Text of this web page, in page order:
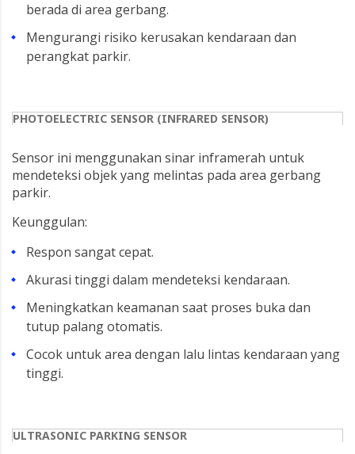
berada di area gerbang.
Mengurangi risiko kerusakan kendaraan dan
perangkat parkir.
PHOTOELECTRIC SENSOR (INFRARED SENSOR)
Sensor ini menggunakan sinar inframerah untuk
mendeteksi objek yang melintas pada area gerbang
parkir.
Keunggulan:
Respon sangat cepat.
Akurasi tinggi dalam mendeteksi kendaraan.
Meningkatkan keamanan saat proses buka dan
tutup palang otomatis.
Cocok untuk area dengan lalu lintas kendaraan yang
tinggi.
ULTRASONIC PARKING SENSOR